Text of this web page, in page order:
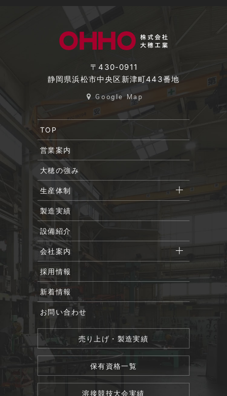
〒430-0911
静岡県浜松市中央区新津町443番地
Google Map
TOP
営業案内
大穂の強み
生産体制
製造実績
設備紹介
会社案内
採用情報
新着情報
お問い合わせ
売り上げ・製造実績
保有資格一覧
溶接競技大会実績